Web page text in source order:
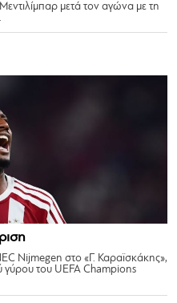
μετά τον αγώνα με τη
Nijmegen στο «Γ. Καραϊσκάκης»,
γύρου του UEFA Champions